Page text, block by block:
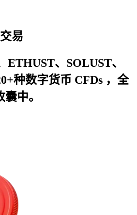
易
ETHUST、SOLUST、
种数字货币 CFDs ，全
中。